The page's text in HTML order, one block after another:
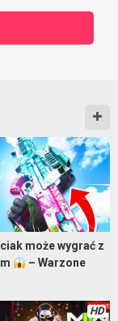
może wygrać z
– Warzone
HD